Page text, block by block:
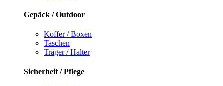
Gepäck / Outdoor
Koffer / Boxen
Taschen
Träger / Halter
Sicherheit / Pflege